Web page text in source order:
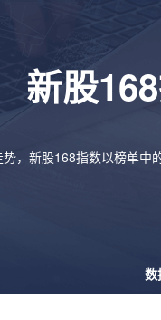
新股
，新股168指数以榜单中
数